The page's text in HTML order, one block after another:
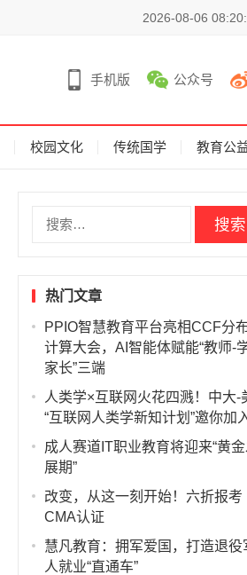
2026-08-06
手机版 公众号
校园文化 传统国学 教育公
热门文章
PPIO智慧教育平台亮相CCF分
计算大会，AI智能体赋能“教师-
家长”三端
人类学×互联网火花四溅！中大-
“互联网人类学新知计划”邀你加
成人赛道IT职业教育将迎来“黄
展期”
改变，从这一刻开始！六折报考
CMA认证
慧凡教育：拥军爱国，打造退役
人就业“直通车”